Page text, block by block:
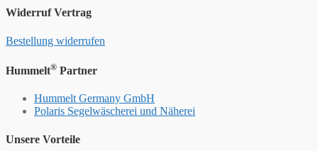
Widerruf Vertrag
Bestellung widerrufen
Hummelt® Partner
Hummelt Germany GmbH
Polaris Segelwäscherei und Näherei
Unsere Vorteile